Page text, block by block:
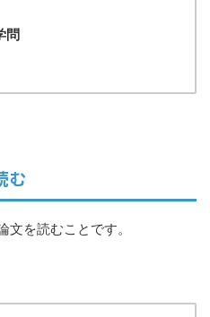
問
む
を読むことです。